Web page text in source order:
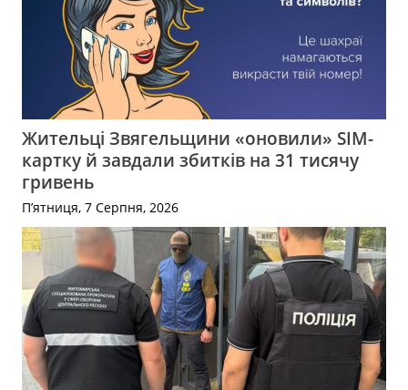
Жительці Звягельщини «оновили» SIM-
картку й завдали збитків на 31 тисячу
гривень
П’ятниця, 7 Серпня, 2026